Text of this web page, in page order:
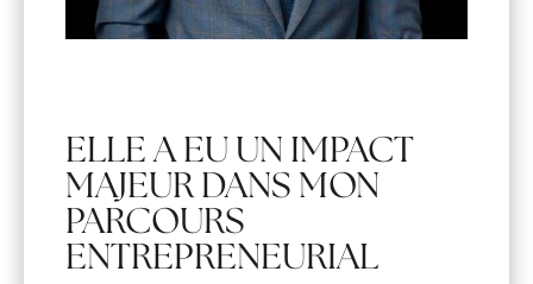
ELLE A EU UN IMPACT
MAJEUR DANS MON
PARCOURS
ENTREPRENEURIAL